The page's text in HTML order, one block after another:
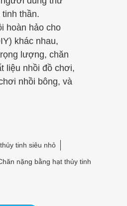
thần.
hoàn hảo cho
khác nhau,
lượng, chăn
liệu nhồi đồ chơi,
nhồi bông, và
tinh siêu nhỏ
nặng bằng hạt thủy tinh